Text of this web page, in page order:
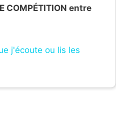
COMPÉTITION entre
j'écoute ou lis les